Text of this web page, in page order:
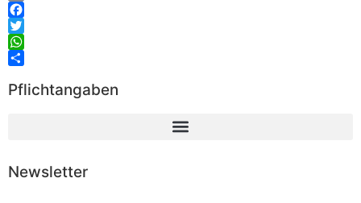
Email
Facebook
Twitter
WhatsApp
Pflichtangaben
Newsletter